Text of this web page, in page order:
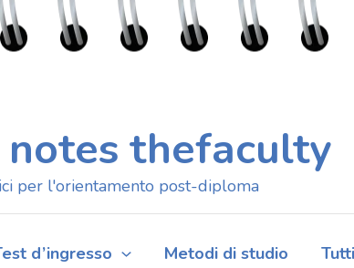
thefaculty
per l'orientamento post-diploma
d’ingresso Metodi di studio